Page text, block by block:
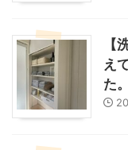
【
え
た。